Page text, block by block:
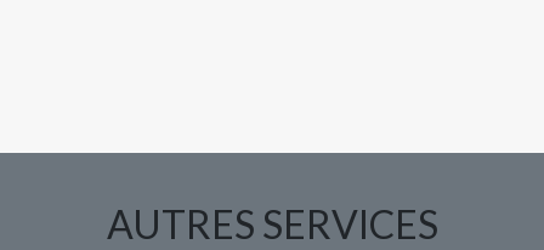
AUTRES SERVICES